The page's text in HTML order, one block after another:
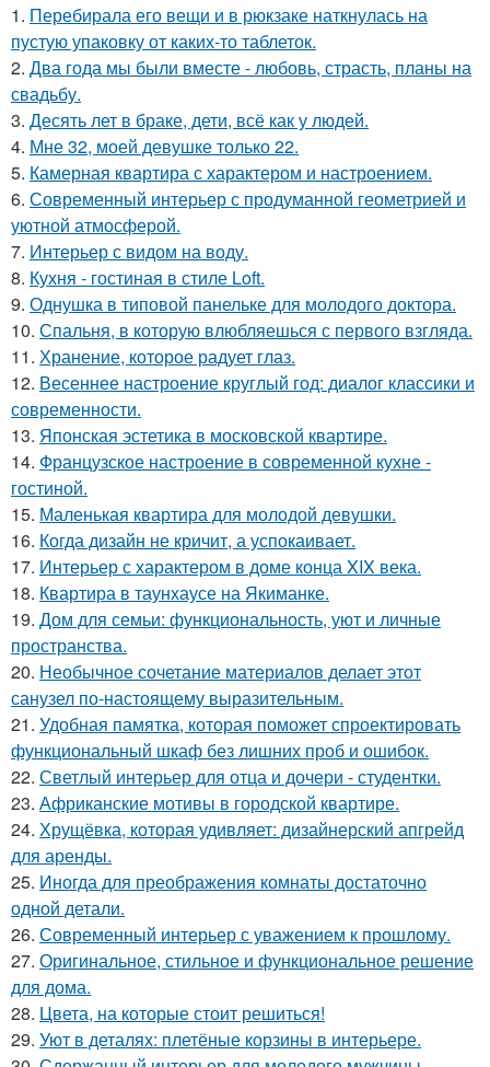
1. Перебирала его вещи и в рюкзаке наткнулась на
пустую упаковку от каких-то таблеток.
2. Два года мы были вместе - любовь, страсть, планы на
свадьбу.
3. Десять лет в браке, дети, всё как у людей.
4. Мне 32, моей девушке только 22.
5. Камерная квартира с характером и настроением.
6. Современный интерьер с продуманной геометрией и
уютной атмосферой.
7. Интерьер с видом на воду.
8. Кухня - гостиная в стиле Loft.
9. Однушка в типовой панельке для молодого доктора.
10. Спальня, в которую влюбляешься с первого взгляда.
11. Хранение, которое радует глаз.
12. Весеннее настроение круглый год: диалог классики и
современности.
13. Японская эстетика в московской квартире.
14. Французское настроение в современной кухне -
гостиной.
15. Маленькая квартира для молодой девушки.
16. Когда дизайн не кричит, а успокаивает.
17. Интерьер с характером в доме конца XIX века.
18. Квартира в таунхаусе на Якиманке.
19. Дом для семьи: функциональность, уют и личные
пространства.
20. Необычное сочетание материалов делает этот
санузел по-настоящему выразительным.
21. Удобная памятка, которая поможет спроектировать
функциональный шкаф без лишних проб и ошибок.
22. Светлый интерьер для отца и дочери - студентки.
23. Африканские мотивы в городской квартире.
24. Хрущёвка, которая удивляет: дизайнерский апгрейд
для аренды.
25. Иногда для преображения комнаты достаточно
одной детали.
26. Современный интерьер с уважением к прошлому.
27. Оригинальное, стильное и функциональное решение
для дома.
28. Цвета, на которые стоит решиться!
29. Уют в деталях: плетёные корзины в интерьере.